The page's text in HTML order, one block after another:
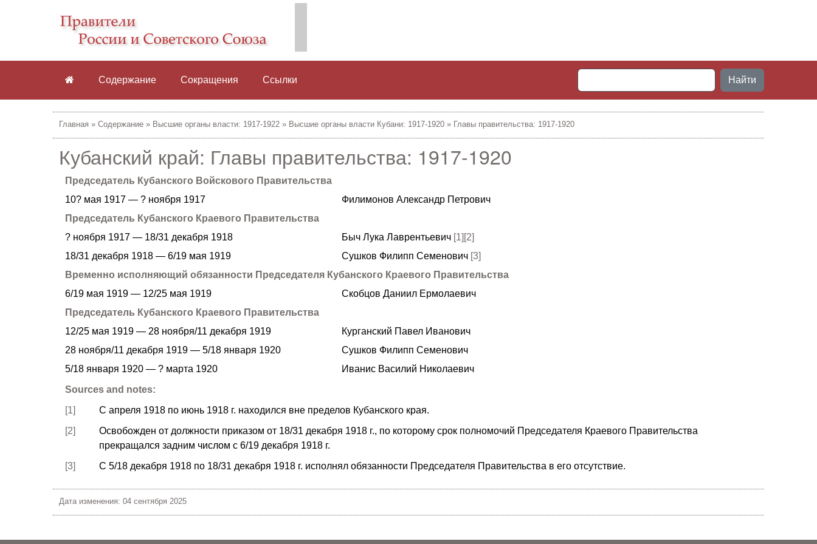
Содержание Сокращения Ссылки Найти
Главная » Содержание » Высшие органы власти: 1917-1922 » Высшие органы власти Кубани: 1917-1920 » Главы правительства: 1917-1920
Кубанский край: Главы правительства: 1917-1920
Председатель Кубанского Войскового Правительства
10? мая 1917 — ? ноября 1917
Филимонов Александр Петрович
Председатель Кубанского Краевого Правительства
? ноября 1917 — 18/31 декабря 1918
Быч Лука Лаврентьевич [1][2]
18/31 декабря 1918 — 6/19 мая 1919
Сушков Филипп Семенович [3]
Временно исполняющий обязанности Председателя Кубанского Краевого Правительства
6/19 мая 1919 — 12/25 мая 1919
Скобцов Даниил Ермолаевич
Председатель Кубанского Краевого Правительства
12/25 мая 1919 — 28 ноября/11 декабря 1919
Курганский Павел Иванович
28 ноября/11 декабря 1919 — 5/18 января 1920
Сушков Филипп Семенович
5/18 января 1920 — ? марта 1920
Иванис Василий Николаевич
Sources and notes:
[1]
С апреля 1918 по июнь 1918 г. находился вне пределов Кубанского края.
[2]
Освобожден от должности приказом от 18/31 декабря 1918 г., по которому срок полномочий Председателя Краевого Правительства
прекращался задним числом с 6/19 декабря 1918 г.
[3]
С 5/18 декабря 1918 по 18/31 декабря 1918 г. исполнял обязанности Председателя Правительства в его отсутствие.
Дата изменения: 04 сентября 2025